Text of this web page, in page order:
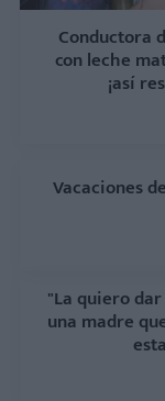
Conductora
con leche
¡así
Vacaciones
"La quiero
una madre